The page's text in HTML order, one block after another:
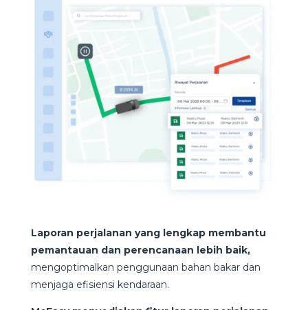
Laporan perjalanan yang lengkap membantu
pemantauan dan perencanaan lebih baik,
mengoptimalkan penggunaan bahan bakar dan
menjaga efisiensi kendaraan.